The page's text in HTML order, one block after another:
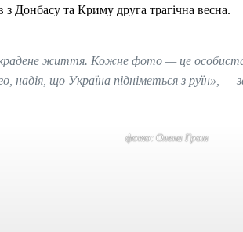
з Донбасу та Криму друга трагічна весна.
життя. Кожне фото — це
надія, що Україна підніметься з руїн»,
фото: Олена Гром